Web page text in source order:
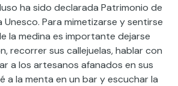
ha sido declarada Patrimonio de
Unesco. Para mimetizarse y sentirse
la medina es importante dejarse
recorrer sus callejuelas, hablar con
a los artesanos afanados en sus
a la menta en un bar y escuchar la